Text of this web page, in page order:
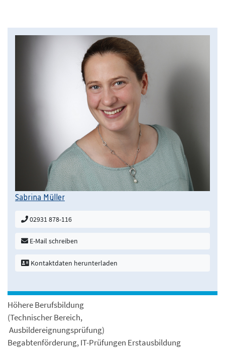
Sabrina Müller
02931 878-116
E-Mail schreiben
Kontaktdaten herunterladen
Höhere Berufsbildung
(Technischer Bereich,
Ausbildereignungsprüfung)
Begabtenförderung, IT-Prüfungen Erstausbildung